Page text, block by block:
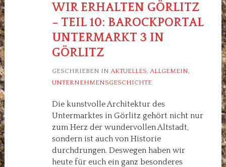
WIR ERHALTEN GÖRLITZ
– TEIL 10: BAROCKPORTAL
UNTERMARKT 3 IN
GÖRLITZ
GESCHRIEBEN IN AKTUELLES, ALLGEMEIN,
UNTERNEHMENSGESCHICHTE
Die kunstvolle Architektur des
Untermarktes in Görlitz gehört nicht nur
zum Herz der wundervollen Altstadt,
sondern ist auch von Historie
durchdrungen. Deswegen haben wir
heute für euch ein ganz besonderes